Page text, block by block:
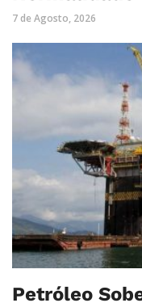
7 de Agosto, 2026
Petróleo